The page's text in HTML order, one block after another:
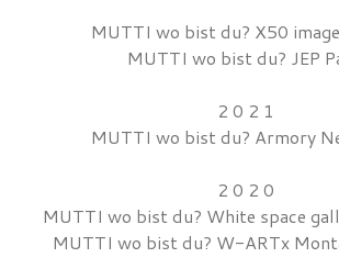
MUTTI wo bist du? X50
MUTTI wo bist du? JEP
2 0 2 1
MUTTI wo bist du? Armory
2 0 2 0
MUTTI wo bist du? White space
MUTTI wo bist du? W-ARTx